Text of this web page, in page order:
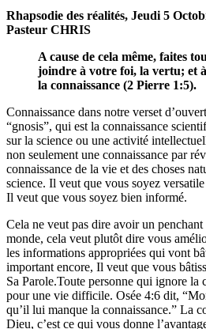
Rhapsodie des réalités, Jeudi 5
Pasteur CHRIS
A cause de cela même, faites
joindre à votre foi, la vertu; et
la connaissance (2 Pierre 1:5).
Connaissance dans notre verset
“gnosis”, qui est la connaissance
sur la science ou une activité
non seulement une connaissance par
connaissance de la vie et des choses
science. Il veut que vous soyez
Il veut que vous soyez bien informé.
Cela ne veut pas dire avoir un
monde, cela veut plutôt dire vous
les informations appropriées qui vont
important encore, Il veut que vous
Sa Parole.Toute personne qui ignore la
pour une vie difficile. Osée 4:6 dit,
qu’il lui manque la connaissance.” La
Dieu, c’est ce qui vous donne